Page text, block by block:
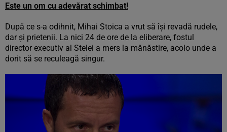
Este un om cu adevărat schimbat!
După ce s-a odihnit, Mihai Stoica a vrut să îşi revadă rudele,
dar şi prietenii. La nici 24 de ore de la eliberare, fostul
director executiv al Stelei a mers la mănăstire, acolo unde a
dorit să se reculeagă singur.